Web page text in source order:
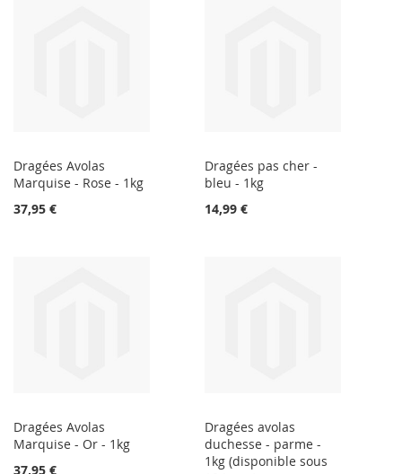
Dragées Avolas
Marquise - Rose - 1kg
37,95 €
Dragées pas cher -
bleu - 1kg
14,99 €
Dragées Avolas
Marquise - Or - 1kg
37,95 €
Dragées avolas
duchesse - parme -
1kg (disponible sous